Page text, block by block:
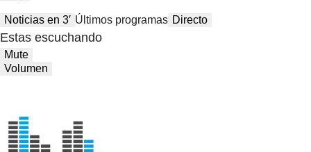
Noticias en 3′ Últimos programas Directo
Estas escuchando
Mute
Volumen